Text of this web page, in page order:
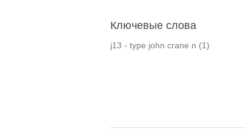
Ключевые слова
j13 - type john crane n (1)